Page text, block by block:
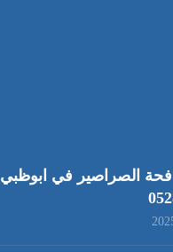
الصراصير في ابوظبي